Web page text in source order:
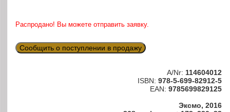
Распродано! Вы можете отправить заявку.
Сообщить о поступлении в продажу
A/Nr: 114604012
ISBN: 978-5-699-82912-5
EAN: 9785699829125
Эксмо, 2016